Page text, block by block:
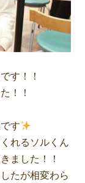
す！！
！！
す
れるソルくん
ました！！
たが相変わら